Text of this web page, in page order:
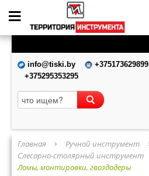
info@tiski.by +375173629899
+375295353295
Главная
Ручной инструмент
Слесарно-столярный инструмент
Ломы, монтировки, гвоздодеры